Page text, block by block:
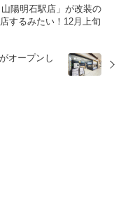
陽明石駅店」が改装の
するみたい！12月上旬
オープンし